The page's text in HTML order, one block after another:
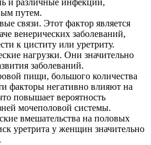
и различные инфекции,
путем.
связи. Этот фактор является
венерических заболеваний,
к циститу или уретриту.
нагрузки. Они значительно
заболеваний.
пищи, большого количества
факторы негативно влияют на
повышает вероятность
мочеполовой системы.
вмешательства на половых
уретрита у женщин значительно